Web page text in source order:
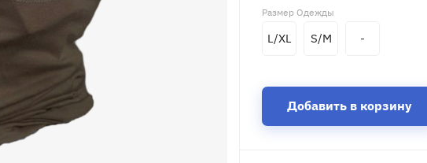
Размер Одежды
L/XL S/M -
Добавить в корзину